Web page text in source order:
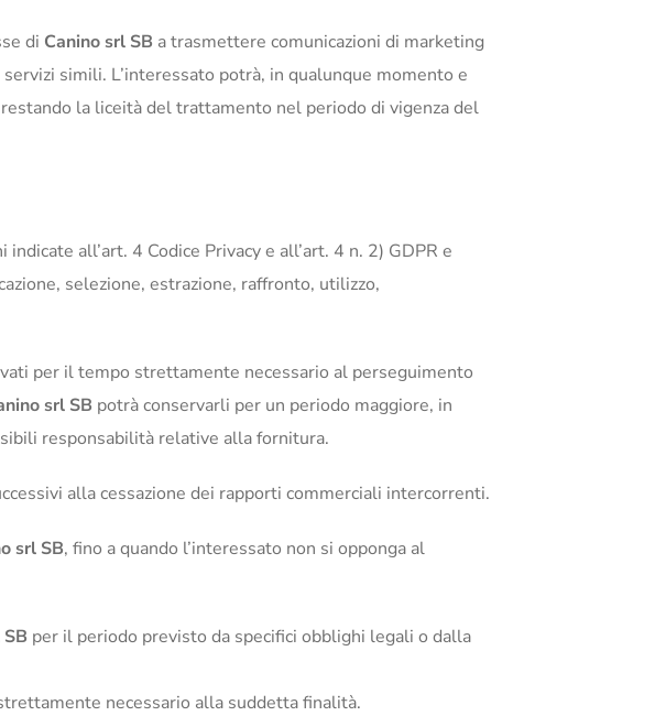
di Canino srl SB a trasmettere comunicazioni di marketing
simili. L’interessato potrà, in qualunque momento e
la liceità del trattamento nel periodo di vigenza del
all’art. 4 Codice Privacy e all’art. 4 n. 2) GDPR e
selezione, estrazione, raffronto, utilizzo,
per il tempo strettamente necessario al perseguimento
srl SB potrà conservarli per un periodo maggiore, in
responsabilità relative alla fornitura.
alla cessazione dei rapporti commerciali intercorrenti.
srl SB, fino a quando l’interessato non si opponga al
per il periodo previsto da specifici obblighi legali o dalla
necessario alla suddetta finalità.